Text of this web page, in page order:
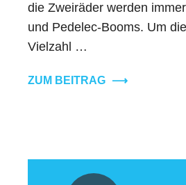
die Zweiräder werden
und Pedelec-Booms. Um
Vielzahl …
ZUM BEITRAG ⟶